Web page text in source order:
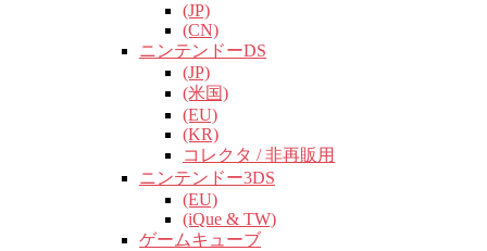
(JP)
(CN)
ニンテンドーDS
(JP)
(米国)
(EU)
(KR)
コレクタ / 非再販用
ニンテンドー3DS
(EU)
(iQue & TW)
ゲームキューブ